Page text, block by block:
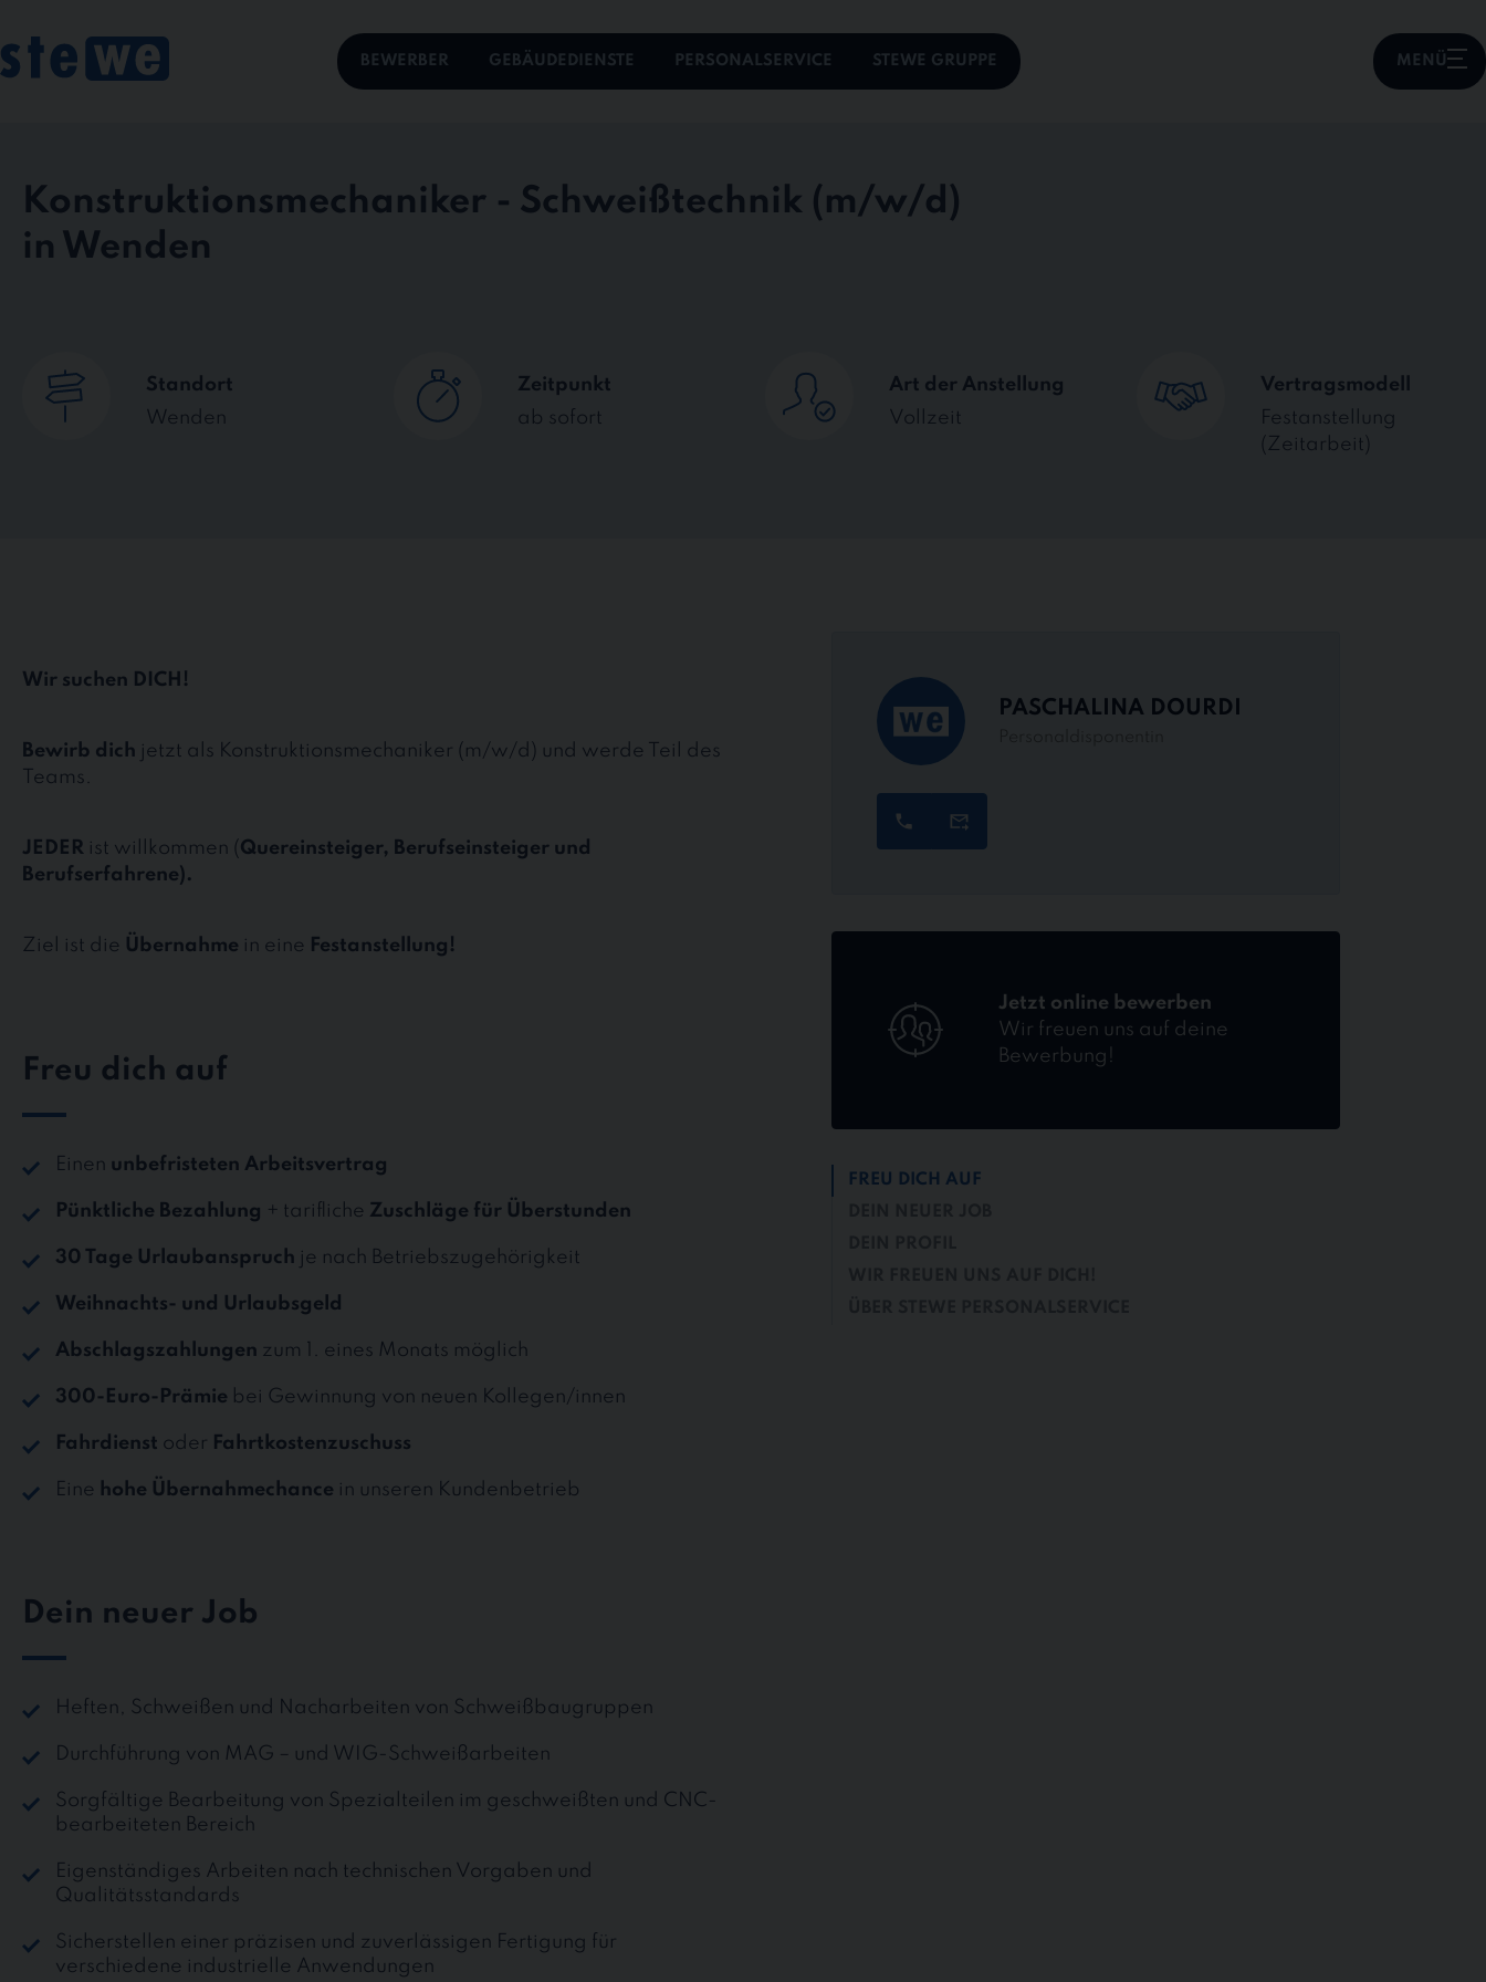
BEWERBER GEBÄUDEDIENSTE PERSONALSERVICE STEWE GRUPPE MENÜ
content
Konstruktionsmechaniker - Schweißtechnik
in Wenden
Standort
Wenden
Zeitpunkt
ab sofort
Art der Anstellung
Vollzeit
Vertragsmodell
Festanstellung
(Zeitarbeit)
Wir suchen DICH!
Bewirb dich jetzt als Konstruktionsmechaniker (m/w/d) und werde Teil des
Teams.
JEDER ist willkommen ( Quereinsteiger, Berufseinsteiger und
Berufserfahrene).
Ziel ist die Übernahme in eine Festanstellung!
Freu dich auf
Einen unbefristeten Arbeitsvertrag
Pünktliche Bezahlung + tarifliche Zuschläge für Überstunden
30 Tage Urlaubanspruch je nach Betriebszugehörigkeit
Weihnachts- und Urlaubsgeld
Abschlagszahlungen zum 1. eines Monats möglich
300-Euro-Prämie bei Gewinnung von neuen Kollegen/innen
Fahrdienst oder Fahrtkostenzuschuss
Eine hohe Übernahmechance in unseren Kundenbetrieb
Dein neuer Job
Heften, Schweißen und Nacharbeiten von Schweißbaugruppen
Durchführung von MAG – und WIG-Schweißarbeiten
Sorgfältige Bearbeitung von Spezialteilen im geschweißten und CNC-
bearbeiteten Bereich
Eigenständiges Arbeiten nach technischen Vorgaben und
Qualitätsstandards
Sicherstellen einer präzisen und zuverlässigen Fertigung für
verschiedene industrielle Anwendungen
PASCHALINA DOURDI
Jetzt online bewerben
Wir freuen uns auf deine
Bewerbung!
FREU DICH AUF